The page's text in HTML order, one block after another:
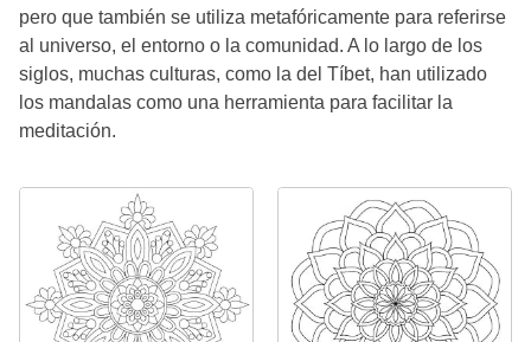
pero que también se utiliza metafóricamente para referirse
al universo, el entorno o la comunidad. A lo largo de los
siglos, muchas culturas, como la del Tíbet, han utilizado
los mandalas como una herramienta para facilitar la
meditación.